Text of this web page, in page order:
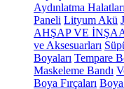
Aydınlatma
Paneli Lityum Akü
AHŞAP VE
ve Aksesuarları
Boyaları Tempare
Maskeleme Bandı
Boya Fırçaları